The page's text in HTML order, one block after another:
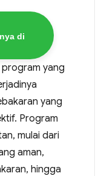
di
yang
yang
Program
mulai dari
aman,
hingga